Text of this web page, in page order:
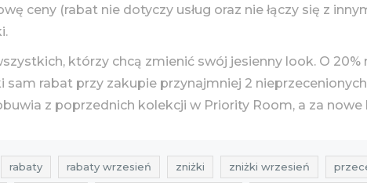
ceny (rabat nie dotyczy usług oraz nie łączy się z
którzy chcą zmienić swój jesienny look. O
rabat przy zakupie przynajmniej 2
z poprzednich kolekcji w Priority Room, a za nowe
rabaty rabaty wrzesień zniżki zniżki wrzesień